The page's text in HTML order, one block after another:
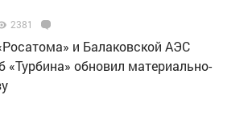
2381
и Балаковской АЭС
«Турбина» обновил материально-